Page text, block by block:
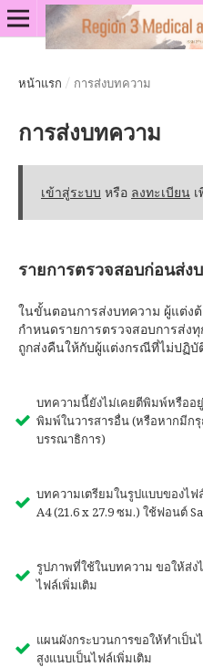
หน้าแรก / การส่งบทความ
การส่งบทความ
เข้าสู่ระบบ หรือ ลงทะเบียน
รายการตรวจสอบก่อนส่ง
ในขั้นตอนการส่งบทความ ผู้แต่ง
กำหนดรายการตรวจสอบการส่ง
ถูกส่งคืนให้กับผู้แต่งกรณีที่ไม่ปฏิ
บทความนี้ยังไม่เคยตีพิมพ์หรืออ
พิมพ์ในวารสารอื่น (หรือหากมีก
บรรณาธิการ)
บทความเตรียมในรูปแบบของไ
A4 (21.6 x 27.9 ซม.) ใช้ฟอนต์
รูปภาพที่ใช้ในบทความ ขอให้ส่
ไฟล์เพิ่มเติม
แผนผังกระบวนการขอให้ทำเป็
สูงแนบเป็นไฟล์เพิ่มเติม